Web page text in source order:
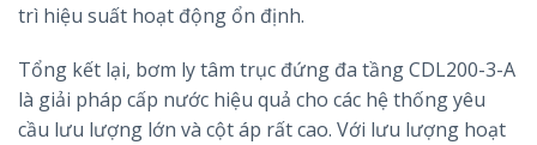
trì hiệu suất hoạt động ổn định.
Tổng kết lại, bơm ly tâm trục đứng đa tầng CDL200-3-A
là giải pháp cấp nước hiệu quả cho các hệ thống yêu
cầu lưu lượng lớn và cột áp rất cao. Với lưu lượng hoạt